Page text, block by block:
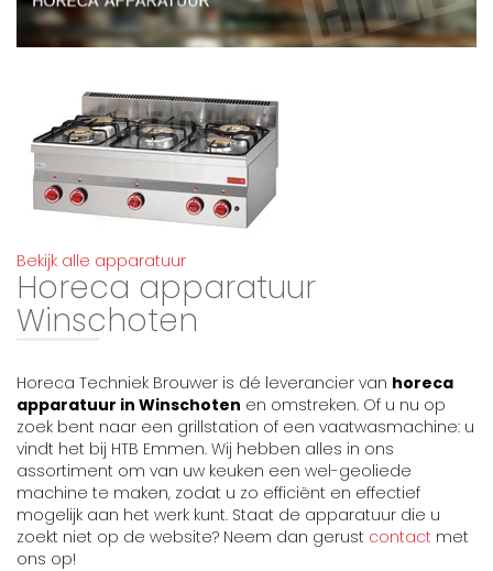
Bekijk alle apparatuur
Horeca apparatuur
Winschoten
Horeca Techniek Brouwer is dé leverancier van horeca
apparatuur in Winschoten en omstreken. Of u nu op
zoek bent naar een grillstation of een vaatwasmachine: u
vindt het bij HTB Emmen. Wij hebben alles in ons
assortiment om van uw keuken een wel-geoliede
machine te maken, zodat u zo efficiënt en effectief
mogelijk aan het werk kunt. Staat de apparatuur die u
zoekt niet op de website? Neem dan gerust contact met
ons op!